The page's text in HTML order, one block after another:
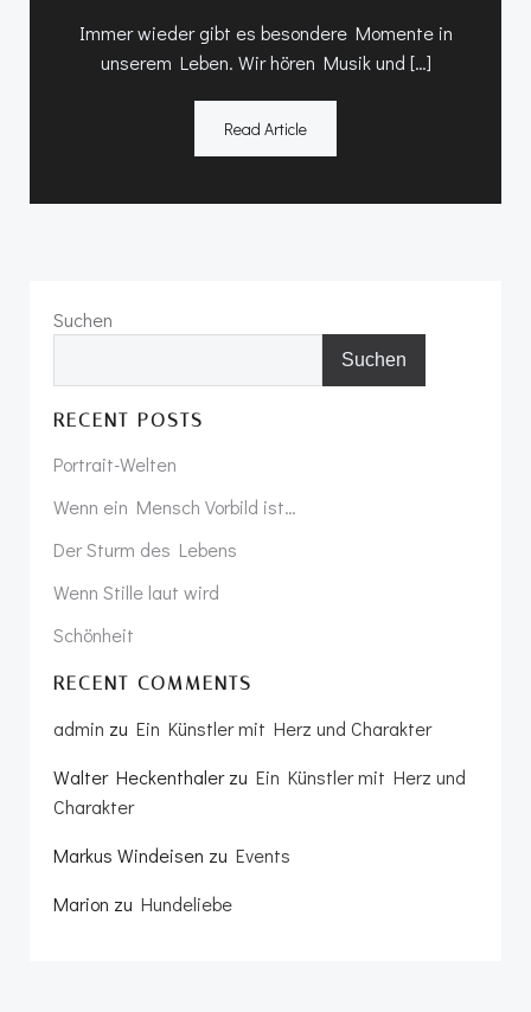
Immer wieder gibt es besondere Momente in
unserem Leben. Wir hören Musik und […]
Read Article
Suchen
Suchen
RECENT POSTS
Portrait-Welten
Wenn ein Mensch Vorbild ist…
Der Sturm des Lebens
Wenn Stille laut wird
Schönheit
RECENT COMMENTS
admin zu Ein Künstler mit Herz und Charakter
Walter Heckenthalerzu Ein Künstler mit Herz und
Charakter
Markus Windeisen zu Events
Marion zu Hundeliebe